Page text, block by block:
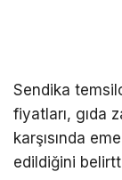
Sendika
fiyatları, gıda
karşısında
edildiğini